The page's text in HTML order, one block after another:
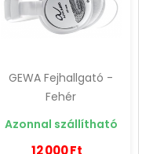
GEWA Fejhallgató -
Fehér
Azonnal szállítható
12 000 Ft